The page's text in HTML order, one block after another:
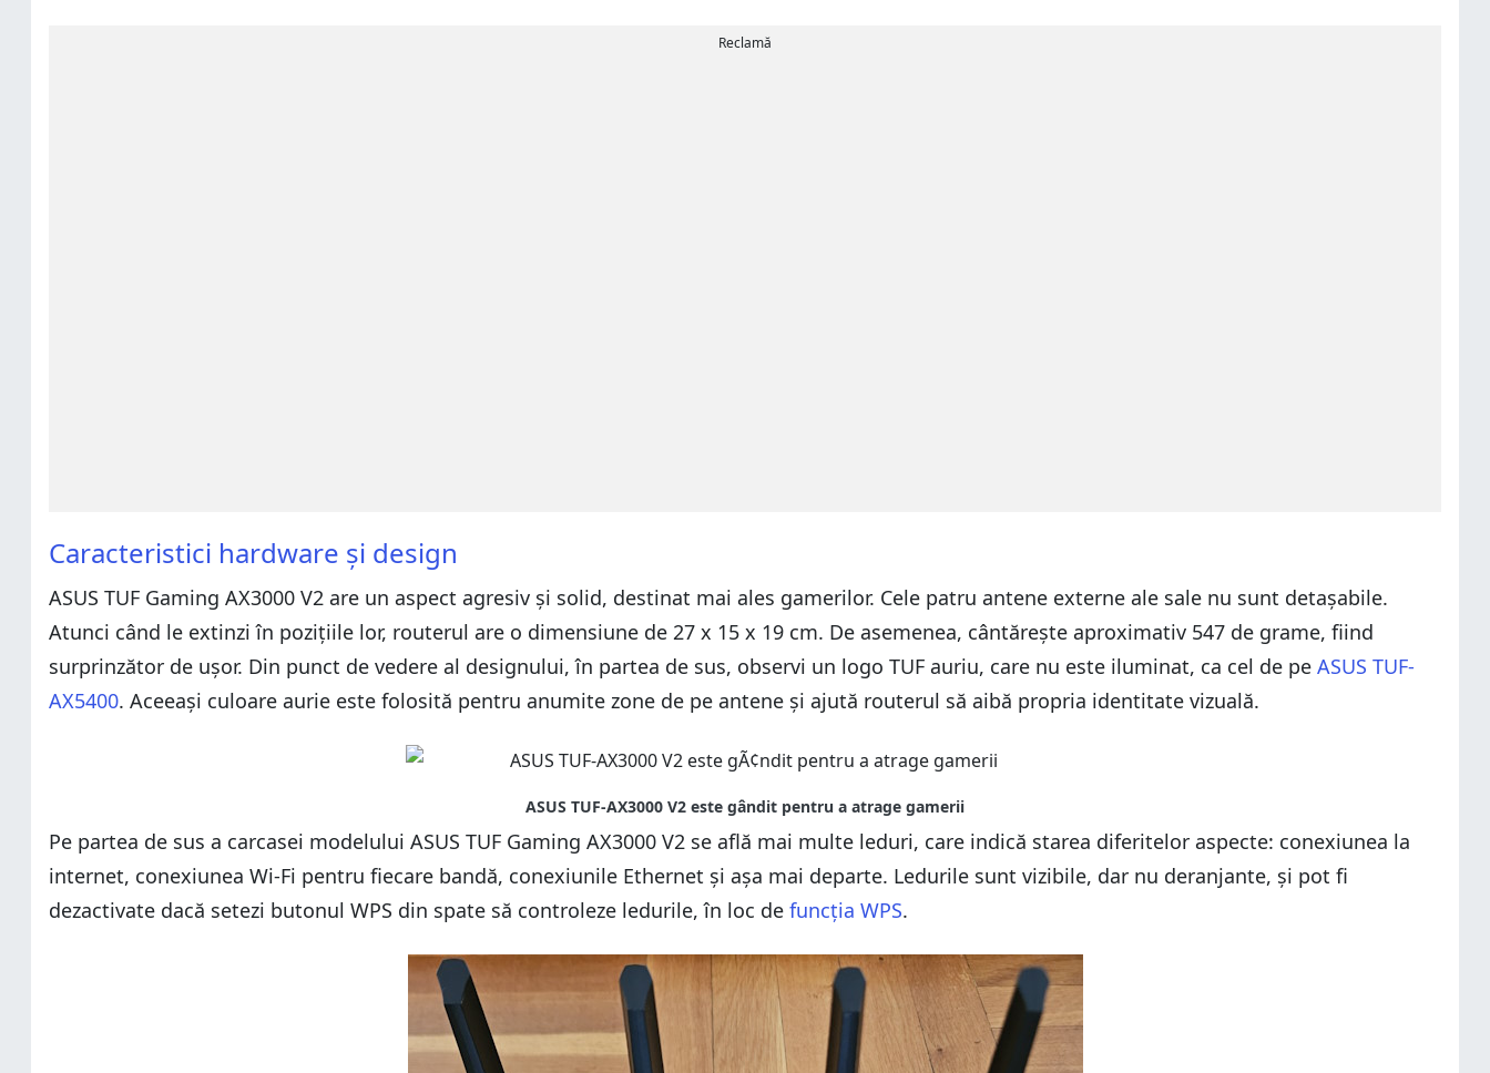
Reclamă
Caracteristici hardware și design
ASUS TUF Gaming AX3000 V2 are un aspect agresiv și solid, destinat mai ales gamerilor. Cele patru antene externe ale sale nu sunt detașabile.
Atunci când le extinzi în pozițiile lor, routerul are o dimensiune de 27 x 15 x 19 cm. De asemenea, cântărește aproximativ 547 de grame, fiind
surprinzător de ușor. Din punct de vedere al designului, în partea de sus, observi un logo TUF auriu, care nu este iluminat, ca cel de pe ASUS TUF-
AX5400. Aceeași culoare aurie este folosită pentru anumite zone de pe antene și ajută routerul să aibă propria identitate vizuală.
Pe partea de sus a carcasei modelului ASUS TUF Gaming AX3000 V2 se află mai multe leduri, care indică starea diferitelor aspecte: conexiunea la
internet, conexiunea Wi-Fi pentru fiecare bandă, conexiunile Ethernet și așa mai departe. Ledurile sunt vizibile, dar nu deranjante, și pot fi
dezactivate dacă setezi butonul WPS din spate să controleze ledurile, în loc de funcția WPS.